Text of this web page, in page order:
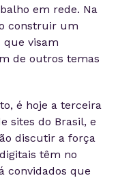
em rede. Na
construir um
que visam
de outros temas
é hoje a terceira
sites do Brasil, e
discutir a força
têm no
convidados que